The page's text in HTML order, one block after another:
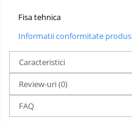
Fisa tehnica
Informatii conformitate produs
Caracteristici
Review-uri(0)
FAQ